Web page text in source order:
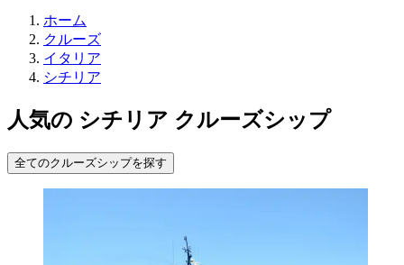
ホーム
クルーズ
イタリア
シチリア
人気の シチリア クルーズシップ
全てのクルーズシップを探す